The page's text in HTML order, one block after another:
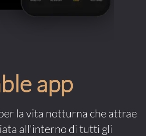
app
la vita notturna che attrae
all'interno di tutti gli